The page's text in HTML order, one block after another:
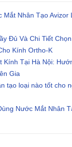
Mắt Nhân Tạo Avizor
Đủ Và Chi Tiết
Kính Ortho-K
Kính Tại Hà Nội:
Gia
tạo loại nào tốt cho
Nước Mắt Nhân